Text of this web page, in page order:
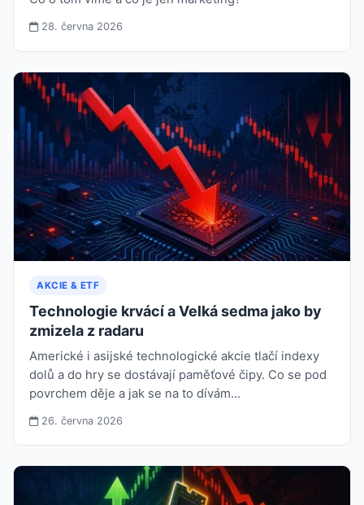
28. června 2026
AKCIE & ETF
Technologie krvácí a Velká sedma jako by
zmizela z radaru
Americké i asijské technologické akcie tlačí indexy
dolů a do hry se dostávají paměťové čipy. Co se pod
povrchem děje a jak se na to dívám…
26. června 2026